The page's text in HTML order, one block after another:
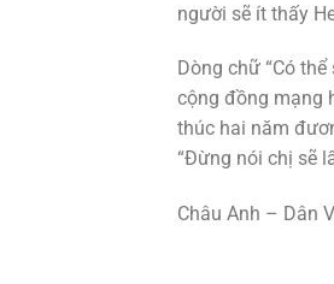
người sẽ ít thấy
Dòng chữ “Có
cộng đồng mạng
thúc hai năm
“Đừng nói chị sẽ
Châu Anh – Dân